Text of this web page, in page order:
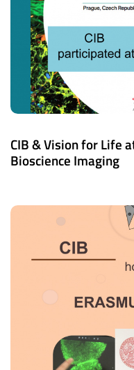
CIB & Vision for Life
Bioscience Imaging